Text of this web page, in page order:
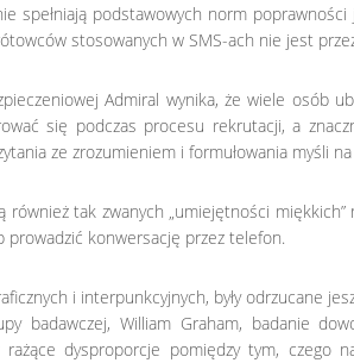
spełniają podstawowych norm
stosowanych w SMS-ach nie jest
Admiral wynika, że wiele osób
się podczas procesu rekrutacji, a
ze zrozumieniem i formułowania myśli
również tak zwanych „umiejętności
prowadzić konwersację przez telefon.
i interpunkcyjnych, były odrzucane
badawczej, William Graham, badanie
dysproporcje pomiędzy tym, czego